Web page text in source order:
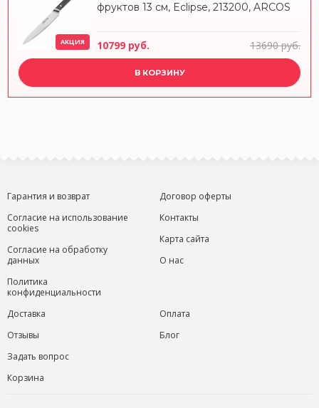
АКЦИЯ
фруктов 13 см, Eclipse, 213200, ARCOS
10799 руб. 13690 руб.
В КОРЗИНУ
Гарантия и возврат
Согласие на использование
cookies
Согласие на обработку
данных
Политика
конфиденциальности
Договор оферты
Контакты
Карта сайта
О нас
Доставка
Отзывы
Задать вопрос
Корзина
Оплата
Блог